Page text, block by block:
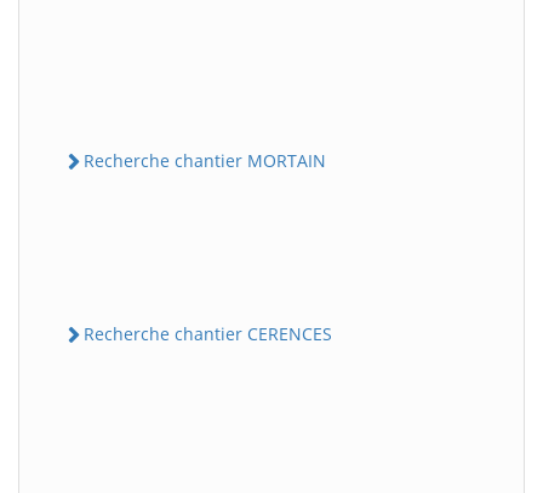
Recherche chantier MORTAIN
Recherche chantier CERENCES